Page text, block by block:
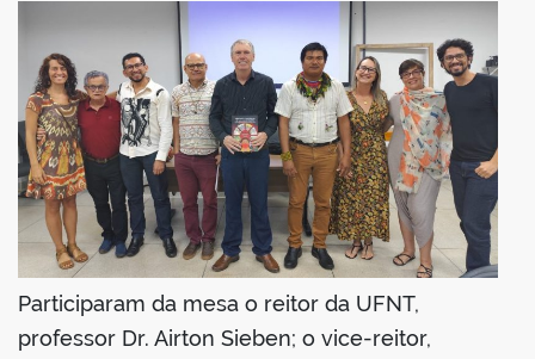
Participaram da mesa o reitor da UFNT,
professor Dr. Airton Sieben; o vice-reitor,